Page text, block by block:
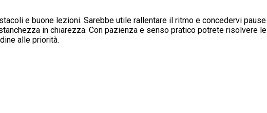
e buone lezioni. Sarebbe utile rallentare il ritmo e concedervi pause
in chiarezza. Con pazienza e senso pratico potrete risolvere le
alle priorità.